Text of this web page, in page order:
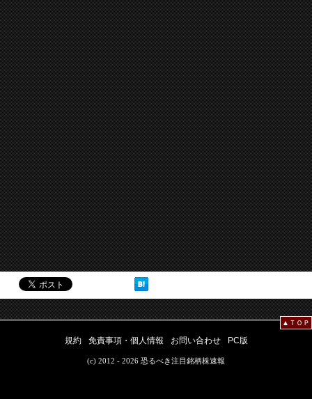
▲ＴＯＰ
規約 免責事項・個人情報 お問い合わせ PC版
(c) 2012 - 2026 恐るべき注目銘柄株速報